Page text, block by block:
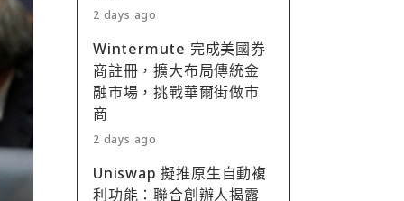
2 days ago
Wintermute 完成美國券
商註冊，擴大布局傳統金
融市場，挑戰華爾街做市
商
2 days ago
Uniswap 擬推原生自動複
利功能：聯合創辦人揭露